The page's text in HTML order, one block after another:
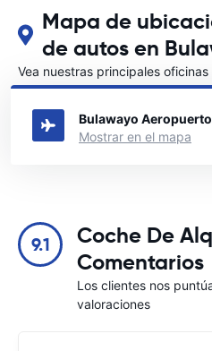
Mapa de
de autos en
Vea nuestras principales
Bulawayo
Bulawayo Aeropuerto
Mostrar en el mapa
9.1
Coche De
Comentarios
Los clientes nos
valoraciones